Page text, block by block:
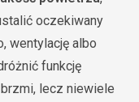
oczekiwany
wentylację albo
funkcję
lecz niewiele